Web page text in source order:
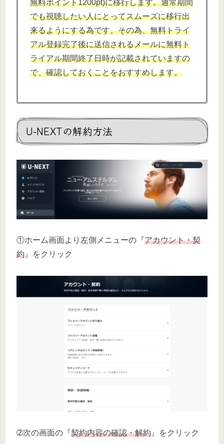
無料ポイント1200pt)に移行します。通常期間
でも視聴したい人にとってスムーズに移行出
来るようにする為です。その為、無料トライ
アル登録完了後に送信されるメールに無料ト
ライアル期間終了日時が記載されていますの
で、確認しておくことをおすすめします。
U-NEXTの解約方法
①ホーム画面より左側メニューの『 アカウント・契
約』をクリック
➁次の画面の『契約内容の確認・解約 』をクリック